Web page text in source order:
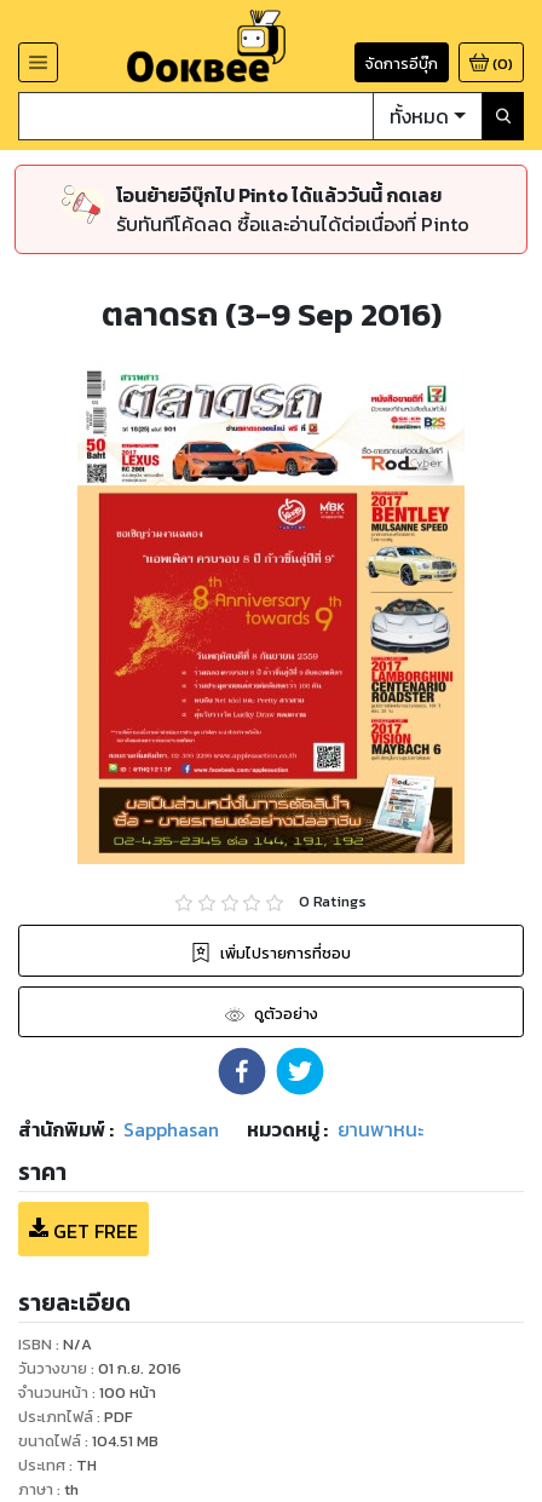
จัดการอีบุ๊ก (0)
ทั้งหมด
โอนย้ายอีบุ๊กไป Pinto ได้แล้ววันนี้ กดเลย
รับทันทีโค้ดลด ซื้อและอ่านได้ต่อเนื่องที่ Pinto
ตลาดรถ (3-9 Sep 2016)
0 Ratings
เพิ่มไปรายการที่ชอบ
ดูตัวอย่าง
สำนักพิมพ์: Sapphasan หมวดหมู่: ยานพาหนะ
ราคา
GET FREE
รายละเอียด
ISBN : N/A
วันวางขาย : 01 ก.ย. 2016
จำนวนหน้า : 100 หน้า
ประเภทไฟล์: PDF
ขนาดไฟล์: 104.51 MB
ประเทศ: TH
ภาษา : th